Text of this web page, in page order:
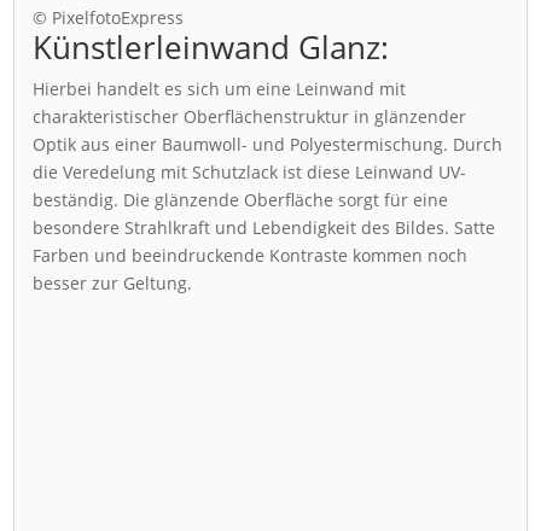
© PixelfotoExpress
Künstlerleinwand Glanz:
Hierbei handelt es sich um eine Leinwand mit
charakteristischer Oberflächenstruktur in glänzender
Optik aus einer Baumwoll- und Polyestermischung. Durch
die Veredelung mit Schutzlack ist diese Leinwand UV-
beständig. Die glänzende Oberfläche sorgt für eine
besondere Strahlkraft und Lebendigkeit des Bildes. Satte
Farben und beeindruckende Kontraste kommen noch
besser zur Geltung.